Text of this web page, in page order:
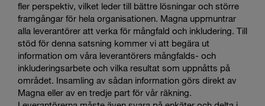
fler perspektiv, vilket leder till bättre lösningar och större
framgångar för hela organisationen. Magna uppmuntrar
alla leverantörer att verka för mångfald och inkludering. Till
stöd för denna satsning kommer vi att begära ut
information om våra leverantörers mångfalds- och
inkluderingsarbete och vilka resultat som uppnåtts på
området. Insamling av sådan information görs direkt av
Magna eller av en tredje part för vår räkning.